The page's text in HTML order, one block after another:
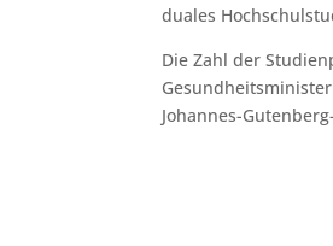
duales
Die Zahl der
Johannes-